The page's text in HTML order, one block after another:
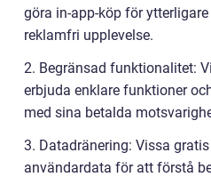
göra in-app-köp för
reklamfri upplevelse.
2. Begränsad funktionalitet:
erbjuda enklare funktioner
med sina betalda
3. Datadränering: Vissa
användardata för att förstå